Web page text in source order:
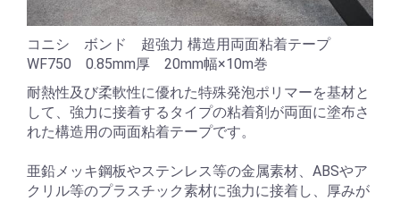
コニシ ボンド 超強力 構造用両面粘着テープ
WF750 0.85mm厚 20mm幅×10m巻
耐熱性及び柔軟性に優れた特殊発泡ポリマーを基材と
して、強力に接着するタイプの粘着剤が両面に塗布さ
れた構造用の両面粘着テープです。
亜鉛メッキ鋼板やステンレス等の金属素材、ABSやア
クリル等のプラスチック素材に強力に接着し、厚みが